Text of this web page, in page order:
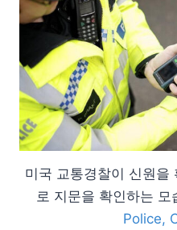
미국 교통경찰이 신원을
로 지문을 확인하는 모
Police,